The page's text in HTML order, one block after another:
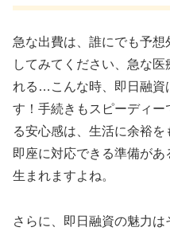
急な出費は、誰にでも予
してみてください、急な
れる…こんな時、即日融資
す！手続きもスピーディ
る安心感は、生活に余裕を
即座に対応できる準備が
生まれますよね。
さらに、即日融資の魅力は